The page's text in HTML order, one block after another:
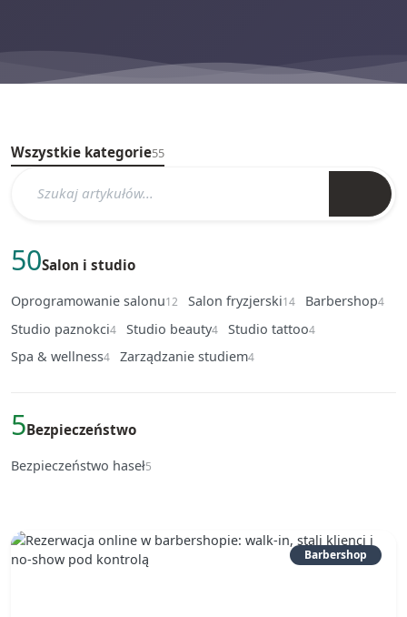
Wszystkie kategorie55
50Salon i studio
Oprogramowanie salonu12 Salon fryzjerski14 Barbershop4
Studio paznokci4 Studio beauty4 Studio tattoo4
Spa & wellness4 Zarządzanie studiem4
5Bezpieczeństwo
Bezpieczeństwo haseł5
Barbershop